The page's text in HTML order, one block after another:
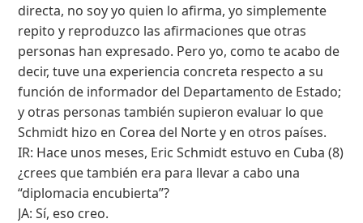
directa, no soy yo quien lo afirma, yo simplemente
repito y reproduzco las afirmaciones que otras
personas han expresado. Pero yo, como te acabo de
decir, tuve una experiencia concreta respecto a su
función de informador del Departamento de Estado;
y otras personas también supieron evaluar lo que
Schmidt hizo en Corea del Norte y en otros países.
IR: Hace unos meses, Eric Schmidt estuvo en Cuba (8)
¿crees que también era para llevar a cabo una
“diplomacia encubierta”?
JA: Sí, eso creo.